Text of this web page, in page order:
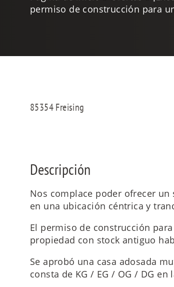
permiso de construcción para
85354 Freising
Descripción
Nos complace poder ofrecer
en una ubicación céntrica y
El permiso de construcción
propiedad con stock antiguo
Se aprobó una casa adosada
consta de KG / EG / OG / DG en